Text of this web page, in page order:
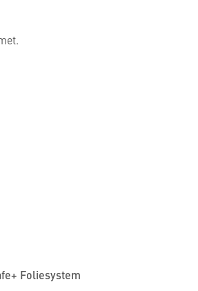
Foliesystem